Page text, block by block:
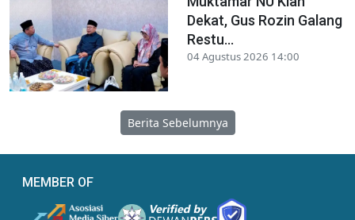
Dekat, Gus Rozin Galang
Restu...
04 Agustus 2026 14:00
Berita Sebelumnya
MEMBER OF